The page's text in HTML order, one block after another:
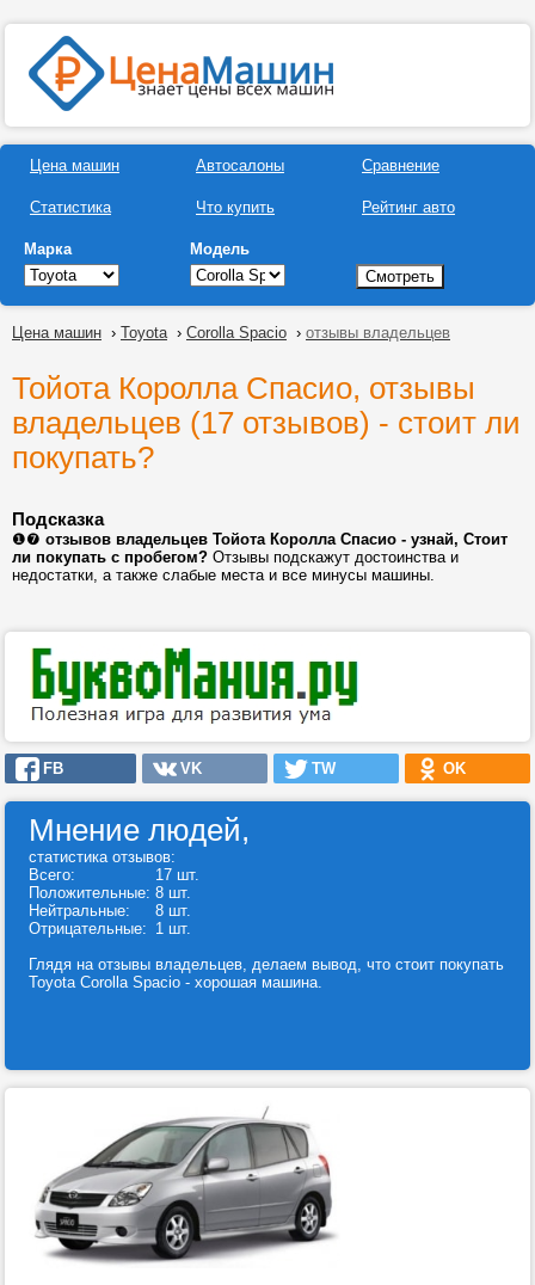
Цена машин
Статистика
Автосалоны
Что купить
Сравнение
Рейтинг авто
Марка Модель
Цена машин › Toyota› Corolla Spacio › отзывы владельцев
Тойота Королла Спасио, отзывы
владельцев (17 отзывов) - стоит ли
покупать?
Подсказка
❶❼ отзывов владельцев Тойота Королла Спасио - узнай, Стоит
ли покупать с пробегом? Отзывы подскажут достоинства и
недостатки, а также слабые места и все минусы машины.
FB VK TW OK
Мнение людей,
статистика отзывов:
Всего:
17 шт.
Положительные: 8 шт.
Нейтральные:
8 шт.
Отрицательные: 1 шт.
Глядя на отзывы владельцев, делаем вывод, что стоит покупать
Toyota Corolla Spacio - хорошая машина.